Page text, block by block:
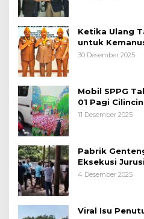
Ketika Ulang
untuk
30 Desember 2025
Mobil SPPG
01 Pagi
11 Desember 2025
Pabrik
Eksekusi
Tangerang,
4 Desember 2025
Viral Isu